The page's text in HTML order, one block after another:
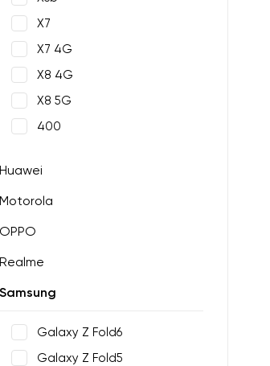
X7
X7 4G
X8 4G
X8 5G
400
Huawei
Motorola
OPPO
Realme
Samsung
Galaxy Z Fold6
Galaxy Z Fold5